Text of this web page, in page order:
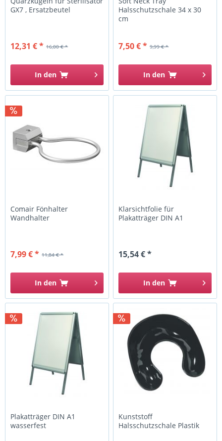
GX7 , Ersatzbeutel
16,00 € *
12,31 € *
In den
Halsschutzschale 34 x 30
cm
9,99 € *
7,50 € *
In den
Comair Fönhalter
Wandhalter
11,84 € *
7,99 € *
In den
Klarsichtfolie für
Plakatträger DIN A1
15,54 € *
In den
Plakatträger DIN A1
wasserfest
Kunststoff
Halsschutzschale Plastik